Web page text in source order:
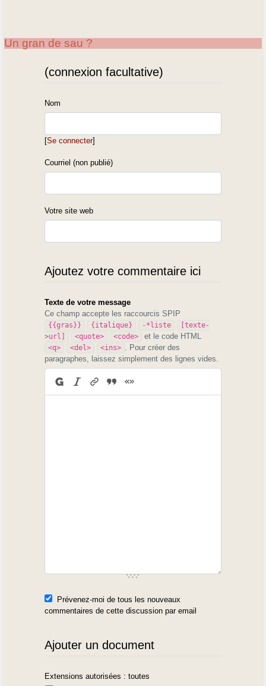
Un gran de sau ?
(connexion facultative)
Nom
[Se connecter]
Courriel (non publié)
Votre site web
Ajoutez votre commentaire ici
Texte de votre message
Ce champ accepte les raccourcis SPIP
{{gras}} {italique} -*liste
[texte-
>url]
<quote> <code> et le code HTML
<q> <del> <ins>
. Pour créer des
paragraphes, laissez simplement des lignes vides.
Prévenez-moi de tous les nouveaux
commentaires de cette discussion par email
Ajouter un document
Extensions autorisées : toutes